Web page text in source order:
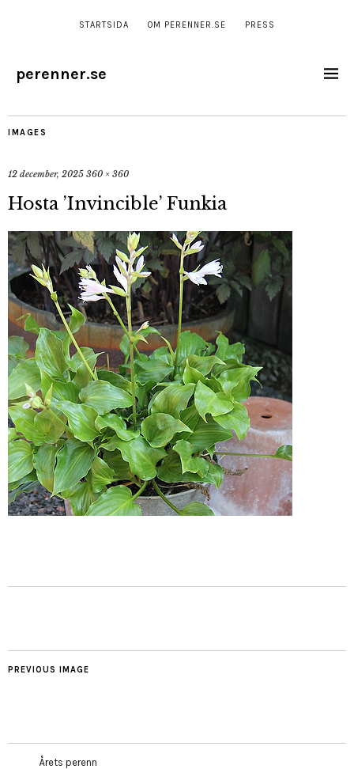
STARTSIDA OM PERENNER.SE PRESS
perenner.se
IMAGES
12 december, 2025 360 × 360
Hosta ’Invincible’ Funkia
PREVIOUS IMAGE
Årets perenn